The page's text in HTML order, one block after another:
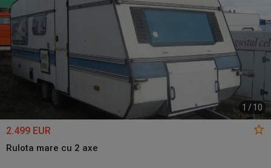
1 /10
2.499 EUR
Rulota mare cu 2 axe